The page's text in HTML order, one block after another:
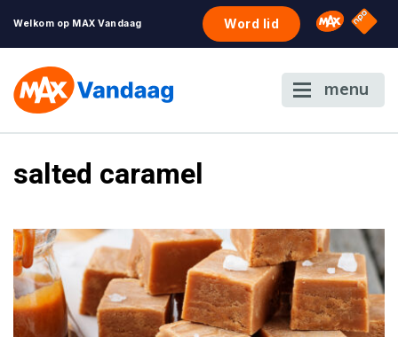
Welkom op MAX Vandaag Word lid Omroep
NPO
menu
salted caramel